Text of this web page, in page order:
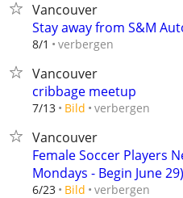
Vancouver
Stay away from S&M
8/1 verbergen
Vancouver
cribbage meetup
7/13 Bild verbergen
Vancouver
Female Soccer Players
Mondays - Begin June 29)
6/23 Bild verbergen